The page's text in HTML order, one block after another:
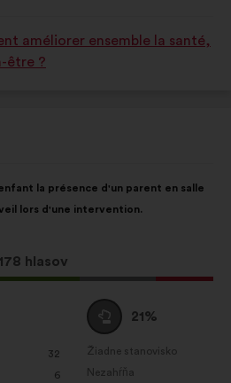
améliorer ensemble la santé,
être ?
la présence d'un parent en salle
lors d'une intervention.
Tento
178 hlasov
32
6
Neutrálny
hlas
:
21%
Žiadne stanovisko
:krát
Nezahŕňa
:krát